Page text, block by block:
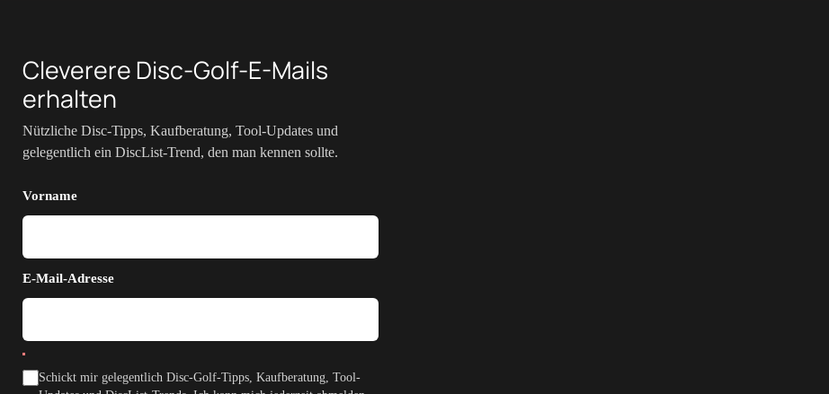
Cleverere Disc-Golf-E-Mails
erhalten
Nützliche Disc-Tipps, Kaufberatung, Tool-Updates und
gelegentlich ein DiscList-Trend, den man kennen sollte.
Vorname
E-Mail-Adresse
Schickt mir gelegentlich Disc-Golf-Tipps, Kaufberatung, Tool-